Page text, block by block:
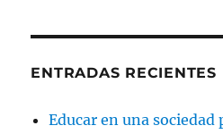
ENTRADAS RECIENTES
Educar en una sociedad